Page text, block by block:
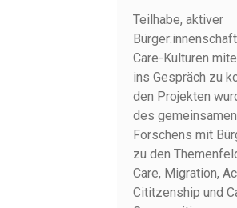
Teilhabe, aktiver
Care-Kulturen
ins Gespräch zu
den Projekten
des gemeinsamen
Forschens mit
zu den
Care, Migration,
Cititzenship und